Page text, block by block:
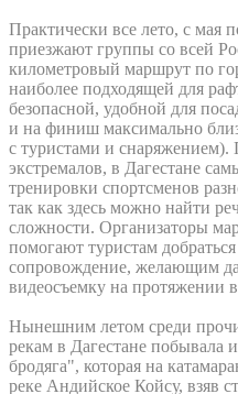
Практически все лето, с мая
приезжают группы со всей
километровый маршрут по
наиболее подходящей для
безопасной, удобной для
и на финиш максимально
с туристами и
экстремалов, в Дагестане
тренировки спортсменов
так как здесь можно найти
сложности. Организаторы
помогают туристам
сопровождение, желающим
видеосъемку на протяжении
Нынешним летом среди
рекам в Дагестане побывала
бродяга", которая на
реке Андийское Койсу, взяв